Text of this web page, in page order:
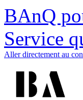
BAnQ
Service
Aller directement au